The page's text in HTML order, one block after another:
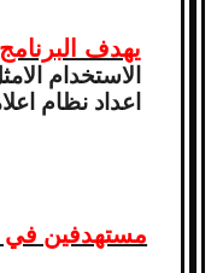
يهدف البرنامج
الاستخدام
اعداد نظام
مستهدفين في